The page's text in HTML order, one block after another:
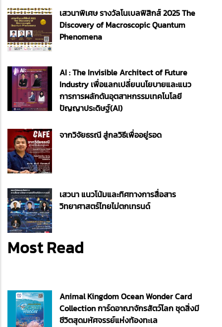
เสวนาพิเศษ รางวัลโนเบลฟิสิกส์ 2025 The
Discovery of Macroscopic Quantum
Phenomena
AI : The Invisible Architect of Future
Industry เพื่อแลกเปลี่ยนนโยบายและแนว
การการผลักดันอุตสาหกรรมเทคโนโลยี
ปัญญาประดิษฐ์(AI)
จากวิจัยธรณี สู่กลวิธีเพื่ออยู่รอด
เสวนา แนวโน้มและทิศทางการสื่อสาร
วิทยาศาสตร์ไทยไม่ตกเทรนด์
Most Read
Animal Kingdom Ocean Wonder Card
Collection การ์ดอาณาจักรสัตว์โลก ชุดสิ่งมี
ชีวิตสุดมหัศจรรย์แห่งท้องทะเล